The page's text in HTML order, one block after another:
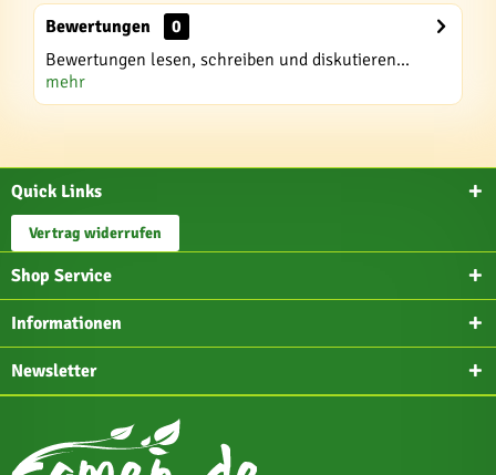
Bewertungen
0
Bewertungen lesen, schreiben und diskutieren...
mehr
Quick Links
Vertrag widerrufen
Shop Service
Informationen
Newsletter